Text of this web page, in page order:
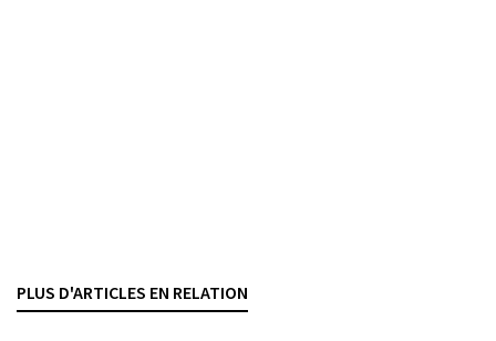
PLUS D'ARTICLES EN RELATION